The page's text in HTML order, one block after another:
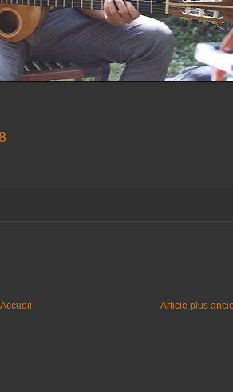
Article plus
Accueil